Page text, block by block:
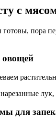
с
готовы, пора
для